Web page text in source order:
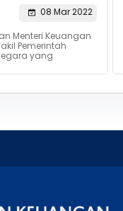
08 Mar 2022
Menteri Keuangan
Pemerintah
yang